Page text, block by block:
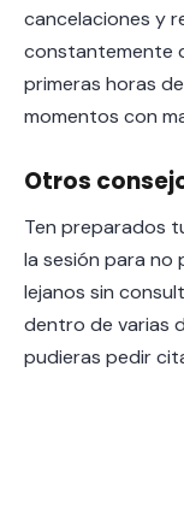
cancelaciones y
constantemente
primeras horas
momentos con
Otros
Ten preparados
la sesión para no
lejanos sin
dentro de varias
pudieras pedir